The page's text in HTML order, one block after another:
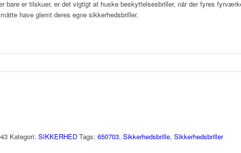
bare er tilskuer, er det vigtigt at huske beskyttelsesbriller, når der fyres
have glemt deres egne sikkerhedsbriller.
Kategori: SIKKERHED Tags: 650703, Sikkerhedsbrille, Sikkerhedsbriller